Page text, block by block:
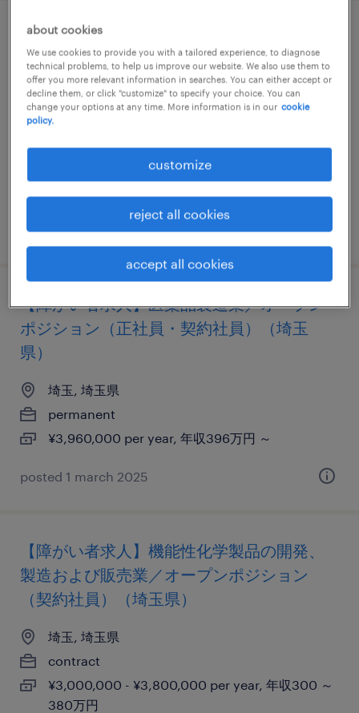
program manufacturing leader
manager【global tier 1 automotive
supplier 】
埼玉, 埼玉県
permanent
¥7,000,000 - ¥10,000,000 per year, 年収700 ～
posted 24 june 2026
【障がい者求人】医薬品製造業／オープン
ポジション（正社員・契約社員）（埼玉
県）
埼玉, 埼玉県
permanent
¥3,960,000 per year, 年収396万円 ～
posted 1 march 2025
【障がい者求人】機能性化学製品の開発、
製造および販売業／オープンポジション
（契約社員）（埼玉県）
埼玉, 埼玉県
contract
¥3,000,000 - ¥3,800,000 per year, 年収300 ～
380万円
about cookies
We use cookies to provide you with a tailored experience, to diagnose
technical problems, to help us improve our website. We also use them to
offer you more relevant information in searches. You can either accept or
decline them, or click "customize" to specify your choice. You can
change your options at any time. More information is in our cookie
policy.
customize
reject all cookies
accept all cookies